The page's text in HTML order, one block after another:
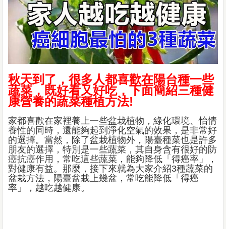
秋天到了，很多人都喜歡在陽台種一些
蔬菜，既好看又好吃，下面簡紹三種健
康營養的蔬菜種植方法!
家都喜歡在家裡養上一些盆栽植物，綠化環境、怡情
養性的同時，還能夠起到淨化空氣的效果，是非常好
的選擇。當然，除了盆栽植物外，陽臺種菜也是許多
朋友的選擇，特別是一些蔬菜，其自身含有很好的防
癌抗癌作用，常吃這些蔬菜，能夠降低「得癌率」，
對健康有益。那麼，接下來就為大家介紹3種蔬菜的
盆栽方法，陽臺盆栽上幾盆，常吃能降低「得癌
率」，越吃越健康。